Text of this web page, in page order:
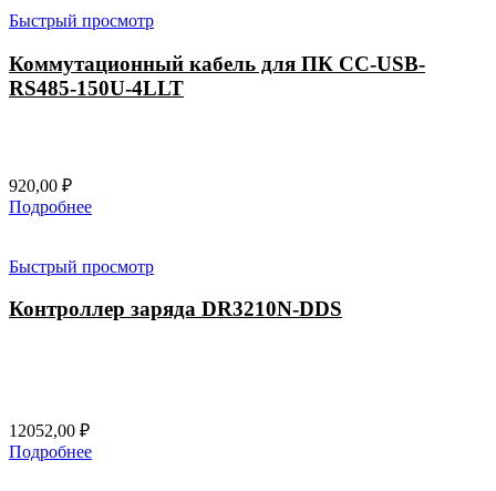
Быстрый просмотр
Коммутационный кабель для ПК CC-USB-
RS485-150U-4LLT
920,00 ₽
Подробнее
Быстрый просмотр
Контроллер заряда DR3210N-DDS
12052,00 ₽
Подробнее